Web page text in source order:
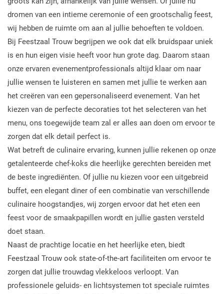
dromen van een intieme ceremonie of een grootschalig feest,
wij hebben de ruimte om aan al jullie behoeften te voldoen.
Bij Feestzaal Trouw begrijpen we ook dat elk bruidspaar uniek
is en hun eigen visie heeft voor hun grote dag. Daarom staan
onze ervaren evenementprofessionals altijd klaar om naar
jullie wensen te luisteren en samen met jullie te werken aan
het creëren van een gepersonaliseerd evenement. Van het
kiezen van de perfecte decoraties tot het selecteren van het
menu, ons toegewijde team zal er alles aan doen om ervoor te
zorgen dat elk detail perfect is.
Wat betreft de culinaire ervaring, kunnen jullie rekenen op onze
getalenteerde chef-koks die heerlijke gerechten bereiden met
de beste ingrediënten. Of jullie nu kiezen voor een uitgebreid
buffet, een elegant diner of een combinatie van verschillende
culinaire hoogstandjes, wij zorgen ervoor dat het eten een
feest voor de smaakpapillen wordt en jullie gasten versteld
doet staan.
Naast de prachtige locatie en het heerlijke eten, biedt
Feestzaal Trouw ook state-of-the-art faciliteiten om ervoor te
zorgen dat jullie trouwdag vlekkeloos verloopt. Van
professionele geluids- en lichtsystemen tot speciale ruimtes